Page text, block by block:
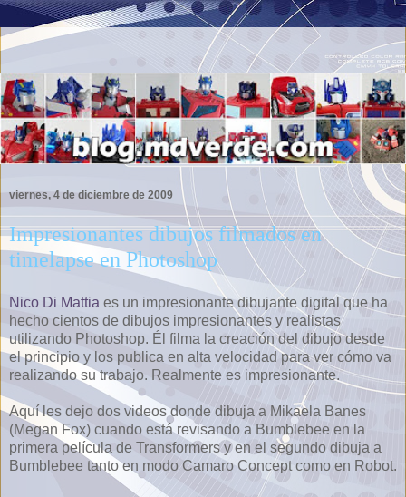
viernes, 4 de diciembre de 2009
Impresionantes dibujos filmados en
timelapse en Photoshop
Nico Di Mattia es un impresionante dibujante digital que ha
hecho cientos de dibujos impresionantes y realistas
utilizando Photoshop. Él filma la creación del dibujo desde
el principio y los publica en alta velocidad para ver cómo va
realizando su trabajo. Realmente es impresionante.
Aquí les dejo dos videos donde dibuja a Mikaela Banes
(Megan Fox) cuando está revisando a Bumblebee en la
primera película de Transformers y en el segundo dibuja a
Bumblebee tanto en modo Camaro Concept como en Robot.